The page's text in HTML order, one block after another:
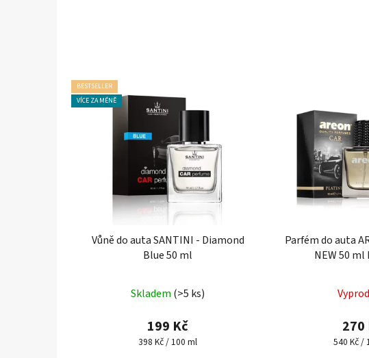
BESTSELLER
VÍCE ZA MÉNĚ
Vůně do auta SANTINI - Diamond
Blue 50 ml
hodnocení
produktu
je
Skladem (>5 ks)
199 Kč
Měrná
398 Kč / 100 ml
Parfém do auta
NEW 50
je
270
Měrná
540 Kč /